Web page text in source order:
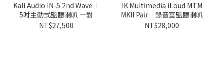
Kali Audio IN-5 2nd Wave｜
5吋主動式監聽喇叭 一對
NT$27,500
IK Multimedia iLoud MTM
MKII Pair｜錄音室監聽喇叭
NT$28,000